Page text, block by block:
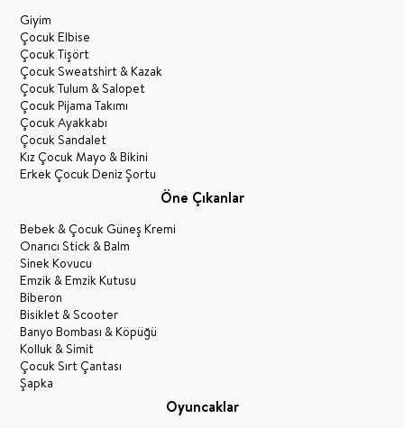
Giyim
Çocuk Elbise
Çocuk Tişört
Çocuk Sweatshirt & Kazak
Çocuk Tulum & Salopet
Çocuk Pijama Takımı
Çocuk Ayakkabı
Çocuk Sandalet
Kız Çocuk Mayo & Bikini
Erkek Çocuk Deniz Şortu
Öne Çıkanlar
Bebek & Çocuk Güneş Kremi
Onarıcı Stick & Balm
Sinek Kovucu
Emzik & Emzik Kutusu
Biberon
Bisiklet & Scooter
Banyo Bombası & Köpüğü
Kolluk & Simit
Çocuk Sırt Çantası
Şapka
Oyuncaklar